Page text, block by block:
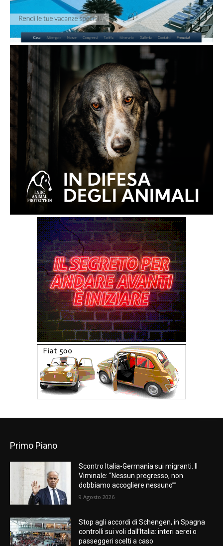
Primo Piano
Scontro Italia-Germania sui migranti. Il
Viminale: “Nessun pregresso, non
dobbiamo accogliere nessuno””
9 Agosto 2026
Stop agli accordi di Schengen, in Spagna
controlli sui voli dall’Italia: interi aerei o
passeggeri scelti a caso